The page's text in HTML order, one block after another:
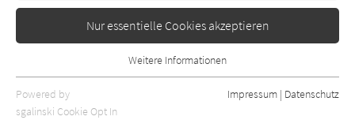
Nur essentielle Cookies akzeptieren
Essentielle Cookies werden für grundlegende Funktionen der
Webseite benötigt. Dadurch ist gewährleistet, dass die Webseite
Weitere Informationen
Powered by
sgalinski Cookie Opt In
Impressum | Datenschutz